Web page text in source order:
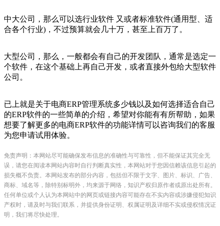
中大公司，那么可以选行业软件 又或者标准软件(通用型、适
合各个行业)，不过预算就会几十万，甚至上百万了。
大型公司，那么，一般都会有自己的开发团队，通常是选定一
个软件，在这个基础上再自己开发，或者直接外包给大型软件
公司。
已上就是关于电商ERP管理系统多少钱以及如何选择适合自己
的ERP软件的一些简单的介绍，希望对你能有有所帮助，如果
想要了解更多的电商ERP软件的功能详情可以咨询我们的客服
为您申请试用体验。
免责声明：本网站尽可能确保发布信息的准确性与可靠性，但不能保证其完全无
误，请您在阅读本网站内容时自行判断真实性，本网站对于您因信赖该信息引起的
损失概不负责。本网站发布的部分内容，包括但不限于文字、图片、标识、广告、
商标、域名等，除特别标明外，均来源于网络，知识产权归原作者或原出处所有。
任何单位或个人认为本网站中的网页或链接内容可能存在不实内容或涉嫌侵犯知识
产权时，请及时与我们联系，并提供身份证明、权属证明及详细不实或侵权情况证
明，我们将尽快处理。